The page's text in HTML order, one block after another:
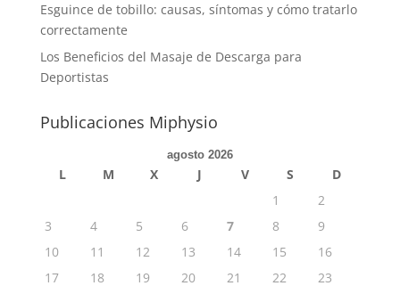
Esguince de tobillo: causas, síntomas y cómo tratarlo
correctamente
Los Beneficios del Masaje de Descarga para
Deportistas
Publicaciones Miphysio
agosto 2026
L M X J V S
D
1
2
3
4 5 6 7 8
9
10
11 12 13 14 15
16
17
18 19 20 21 22
23